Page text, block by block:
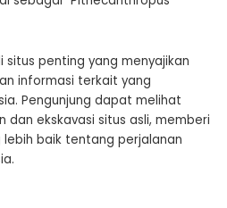
situs penting yang menyajikan
informasi terkait yang
Pengunjung dapat melihat
dan ekskavasi situs asli, memberi
baik tentang perjalanan